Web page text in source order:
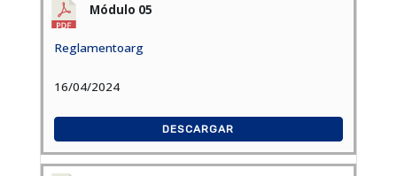
Módulo 05
Reglamentoarg
16/04/2024
DESCARGAR